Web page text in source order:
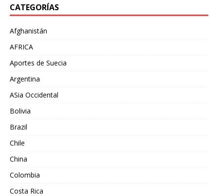
CATEGORÍAS
Afghanistán
AFRICA
Aportes de Suecia
Argentina
ASia Occidental
Bolivia
Brazil
Chile
China
Colombia
Costa Rica